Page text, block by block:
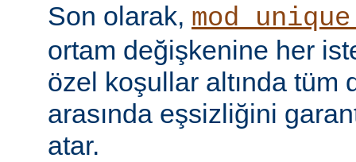
Son olarak,
ortam değişkenine her
özel koşullar altında tüm
arasında eşsizliğini
atar.